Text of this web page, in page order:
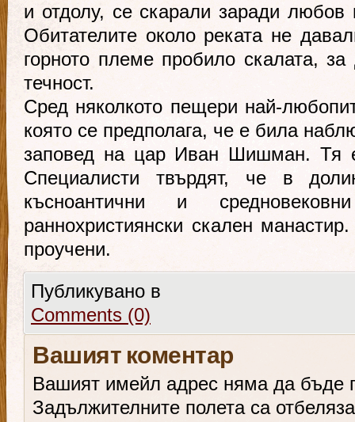
и отдолу, се скарали заради
Обитателите около реката не
горното племе пробило скалата,
течност.
Сред няколкото пещери най-
която се предполага, че е била
заповед на цар Иван Шишман. Тя
Специалисти твърдят, че в
късноантични и
раннохристиянски скален
проучени.
Публикувано в
Comments (0)
Вашият коментар
Вашият имейл адрес няма да бъде
Задължителните полета са